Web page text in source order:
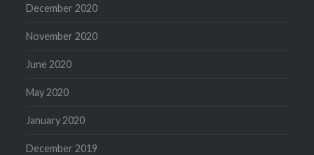
December 2020
November 2020
June 2020
May 2020
January 2020
December 2019